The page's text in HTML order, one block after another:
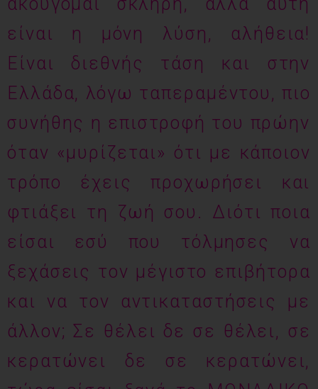
είναι η μόνη λύση, αλήθεια!
Είναι διεθνής τάση και στην
Ελλάδα, λόγω ταπεραμέντου, πιο
συνήθης η επιστροφή του πρώην
όταν «μυρίζεται» ότι με κάποιον
τρόπο έχεις προχωρήσει και
φτιάξει τη ζωή σου. Διότι ποια
είσαι εσύ που τόλμησες να
ξεχάσεις τον μέγιστο επιβήτορα
και να τον αντικαταστήσεις με
άλλον; Σε θέλει δε σε θέλει, σε
κερατώνει δε σε κερατώνει,